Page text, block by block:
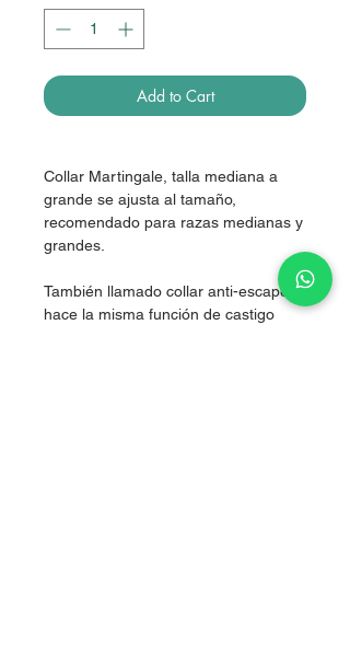
Add to Cart
Collar Martingale, talla mediana a
grande se ajusta al tamaño,
recomendado para razas medianas y
grandes.
También llamado collar anti-escape,
hace la misma función de castigo